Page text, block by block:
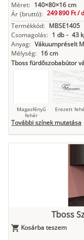
Antracit Matt fekete
Méret: 140×80×16 cm
Ár (bruttó): 249 890 Ft /
Termékkód: MBSE1405
Csomagolás: 1 db - 43
Anyag: Vákuumpréselt
Mélység: 16 cm
Tboss fürdőszobabútor
Magasfényű
fehér
Erezett
További színek mutatása
Tboss
Kosárba teszem